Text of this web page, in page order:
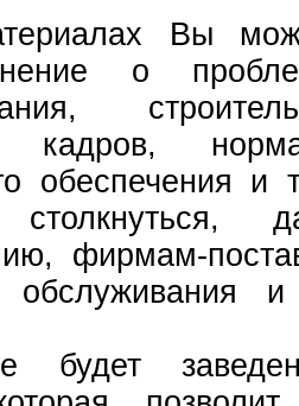
Вы
о
кадров,
обеспечения
столкнуться,
фирмам-
обслуживания
будет